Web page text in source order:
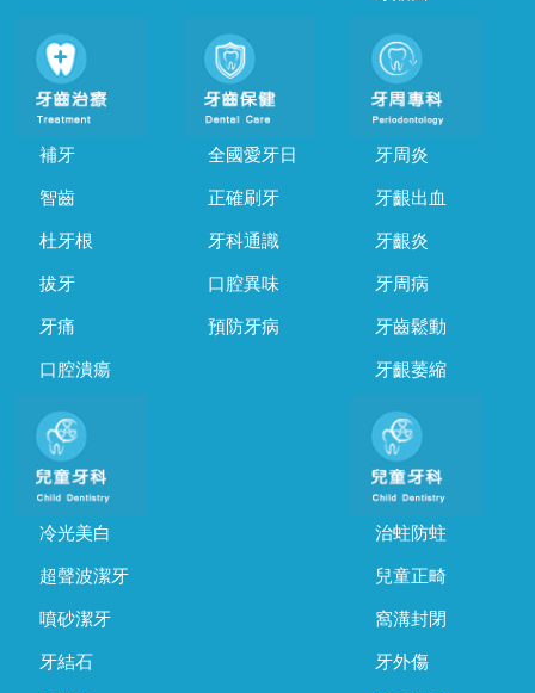
補牙
智齒
杜牙根
拔牙
牙痛
口腔潰瘍
全國愛牙日
正確刷牙
牙科通識
口腔異味
預防牙病
牙周炎
牙齦出血
牙齦炎
牙周病
牙齒鬆動
牙齦萎縮
冷光美白
超聲波潔牙
噴砂潔牙
牙結石
治蛀防蛀
兒童正畸
窩溝封閉
牙外傷